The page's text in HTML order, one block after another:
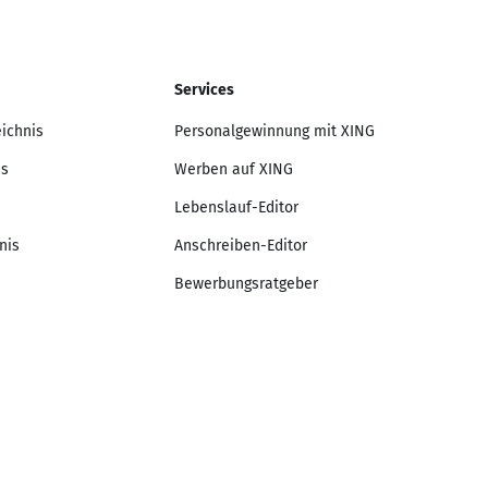
Services
Personalgewinnung mit XING
Werben auf XING
Lebenslauf-Editor
Anschreiben-Editor
Bewerbungsratgeber